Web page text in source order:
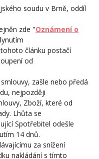
soudu v Brně, oddíl
zde "Oznámení o
článku postačí
od
zašle nebo předá
nejpozději
Zboží, které od
Lhůta se
Spotřebitel odešle
14 dnů.
za snížení
nakládání s tímto